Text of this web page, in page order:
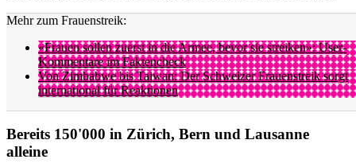
Mehr zum Frauenstreik:
«Frauen sollen zuerst in die Armee, bevor sie streiken»: User-
Kommentare im Faktencheck
Von Zimbabwe bis Taiwan: Der Schweizer Frauenstreik sorgt
international für Reaktionen
Bereits 150'000 in Zürich, Bern und Lausanne
alleine